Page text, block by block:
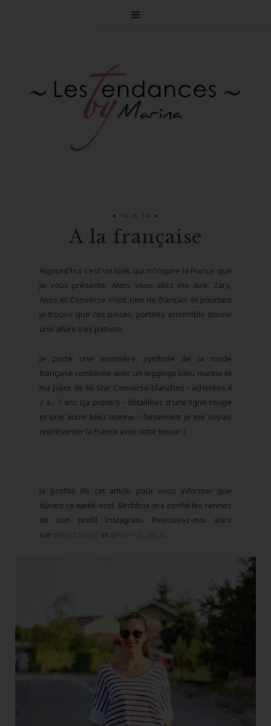

16.8.14
A la française
Aujourd'hui c'est un look qui m'inspire la France que
je vous présente. Alors vous allez me dire, Zara,
Asos et Converse n'ont rien de français et pourtant
je trouve que ces pièces, portées ensemble donne
une allure très patriote.
Je porte une marinière, symbole de la mode
française combinée avec un leggings bleu marine et
ma paire de All Star Converse blanches - achetées il
y a... 7 ans (ça pique !) - détaillées d'une ligne rouge
et une autre bleu marine : forcément je me voyais
représenter la France avec cette tenue :)
Je profite de cet article pour vous informer que
durant ce week-end, Birchbox m'a confié les rennes
de son profil Instagram. Retrouvez-moi alors
sur
et .